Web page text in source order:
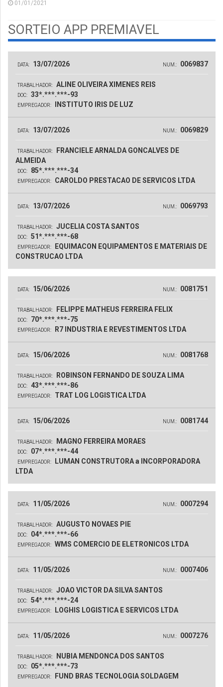
01/01/2021
SORTEIO APP PREMIAVEL
DATA: 13/07/2026 NUM.: 0069837
TRABALHADOR: ALINE OLIVEIRA XIMENES REIS
DOC: 33*.***.***-93
EMPREGADOR: INSTITUTO IRIS DE LUZ
DATA: 13/07/2026 NUM.: 0069829
TRABALHADOR:
FRANCIELE ARNALDA GONCALVES DE
ALMEIDA
DOC: 85*.***.***-34
EMPREGADOR: CAROLDO PRESTACAO DE SERVICOS LTDA
DATA: 13/07/2026 NUM.: 0069793
TRABALHADOR: JUCELIA COSTA SANTOS
DOC: 51*.***.***-68
EMPREGADOR:
EQUIMACON EQUIPAMENTOS E MATERIAIS DE
CONSTRUCAO LTDA
DATA: 15/06/2026 NUM.: 0081751
TRABALHADOR: FELIPPE MATHEUS FERREIRA FELIX
DOC: 70*.***.***-75
EMPREGADOR: R7 INDUSTRIA E REVESTIMENTOS LTDA
DATA: 15/06/2026 NUM.: 0081768
TRABALHADOR: ROBINSON FERNANDO DE SOUZA LIMA
DOC: 43*.***.***-86
EMPREGADOR: TRAT LOG LOGISTICA LTDA
DATA: 15/06/2026 NUM.: 0081744
TRABALHADOR: MAGNO FERREIRA MORAES
DOC: 07*.***.***-44
EMPREGADOR:
LUMAN CONSTRUTORA a INCORPORADORA
LTDA
DATA: 11/05/2026 NUM.: 0007294
TRABALHADOR: AUGUSTO NOVAES PIE
DOC: 04*.***.***-66
EMPREGADOR: WMS COMERCIO DE ELETRONICOS LTDA
DATA: 11/05/2026 NUM.: 0007406
TRABALHADOR: JOAO VICTOR DA SILVA SANTOS
DOC: 54*.***.***-24
EMPREGADOR: LOGHIS LOGISTICA E SERVICOS LTDA
DATA: 11/05/2026 NUM.: 0007276
TRABALHADOR: NUBIA MENDONCA DOS SANTOS
DOC: 05*.***.***-73
EMPREGADOR: FUND BRAS TECNOLOGIA SOLDAGEM